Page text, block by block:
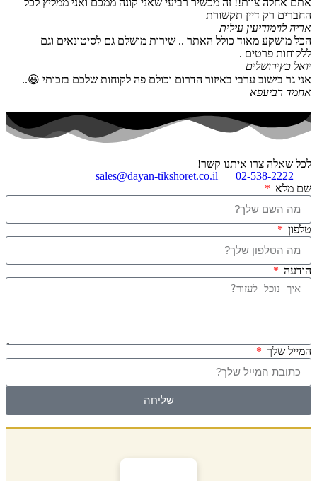
אתם אחלה צוות!! זה מכשיר רביעי שאני קונה ממכם ואני ממליץ לכל
החברים רק דיין תקשורת
אריה לוימודיעין עילית
הכל מושקע מאוד כולל האתר .. שירות מושלם גם לסיטונאים וגם
ללקוחות פרטים .
יואל כץירושלים
אני גר בישוב ערבי באיזור הדרום וכולם פה לקוחות שלכם בזכותי 😃..
אחמד רביעפא
לכל שאלה צרו איתנו קשר!
02-538-2222
sales@dayan-tikshoret.co.il
שם מלא
טלפון
הודעה
המייל שלך
שליחה